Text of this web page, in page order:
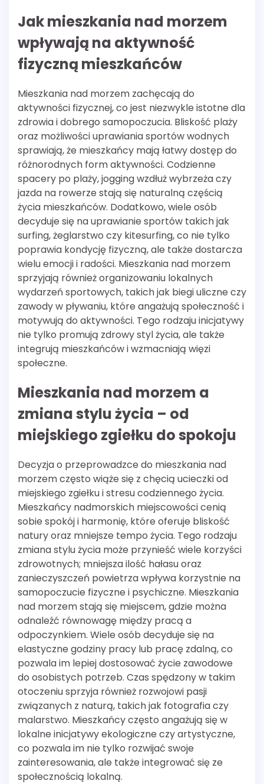
Jak mieszkania nad morzem
wpływają na aktywność
fizyczną mieszkańców
Mieszkania nad morzem zachęcają do
aktywności fizycznej, co jest niezwykle istotne dla
zdrowia i dobrego samopoczucia. Bliskość plaży
oraz możliwości uprawiania sportów wodnych
sprawiają, że mieszkańcy mają łatwy dostęp do
różnorodnych form aktywności. Codzienne
spacery po plaży, jogging wzdłuż wybrzeża czy
jazda na rowerze stają się naturalną częścią
życia mieszkańców. Dodatkowo, wiele osób
decyduje się na uprawianie sportów takich jak
surfing, żeglarstwo czy kitesurfing, co nie tylko
poprawia kondycję fizyczną, ale także dostarcza
wielu emocji i radości. Mieszkania nad morzem
sprzyjają również organizowaniu lokalnych
wydarzeń sportowych, takich jak biegi uliczne czy
zawody w pływaniu, które angażują społeczność i
motywują do aktywności. Tego rodzaju inicjatywy
nie tylko promują zdrowy styl życia, ale także
integrują mieszkańców i wzmacniają więzi
społeczne.
Mieszkania nad morzem a
zmiana stylu życia – od
miejskiego zgiełku do spokoju
Decyzja o przeprowadzce do mieszkania nad
morzem często wiąże się z chęcią ucieczki od
miejskiego zgiełku i stresu codziennego życia.
Mieszkańcy nadmorskich miejscowości cenią
sobie spokój i harmonię, które oferuje bliskość
natury oraz mniejsze tempo życia. Tego rodzaju
zmiana stylu życia może przynieść wiele korzyści
zdrowotnych; mniejsza ilość hałasu oraz
zanieczyszczeń powietrza wpływa korzystnie na
samopoczucie fizyczne i psychiczne. Mieszkania
nad morzem stają się miejscem, gdzie można
odnaleźć równowagę między pracą a
odpoczynkiem. Wiele osób decyduje się na
elastyczne godziny pracy lub pracę zdalną, co
pozwala im lepiej dostosować życie zawodowe
do osobistych potrzeb. Czas spędzony w takim
otoczeniu sprzyja również rozwojowi pasji
związanych z naturą, takich jak fotografia czy
malarstwo. Mieszkańcy często angażują się w
lokalne inicjatywy ekologiczne czy artystyczne,
co pozwala im nie tylko rozwijać swoje
zainteresowania, ale także integrować się ze
społecznością lokalną.